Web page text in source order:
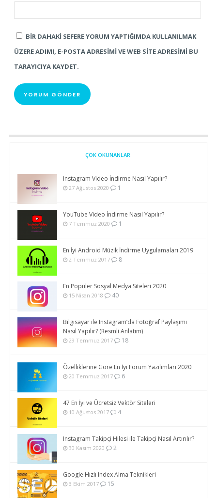
BIR DAHAKI SEFERE YORUM YAPTIĞIMDA KULLANILMAK
ÜZERE ADIMI, E-POSTA ADRESIMI VE WEB SITE ADRESIMI BU
TARAYICIYA KAYDET.
ÇOK OKUNANLAR
Instagram Video İndirme Nasıl Yapılır?
27 Ağustos 2020 1
YouTube Video İndirme Nasıl Yapılır?
7 Temmuz 2020 1
En İyi Android Müzik İndirme Uygulamaları 2019
2 Temmuz 2017 8
En Popüler Sosyal Medya Siteleri 2020
15 Nisan 2018 40
Bilgisayar ile Instagram’da Fotoğraf Paylaşımı
Nasıl Yapılır? (Resmli Anlatım)
29 Temmuz 2017 18
Özelliklerine Göre En İyi Forum Yazılımları 2020
20 Temmuz 2017 6
47 En İyi ve Ücretsiz Vektör Siteleri
10 Ağustos 2017 4
Instagram Takipçi Hilesi ile Takipçi Nasıl Artırılır?
30 Kasım 2020 2
Google Hızlı Index Alma Teknikleri
3 Ekim 2017 15